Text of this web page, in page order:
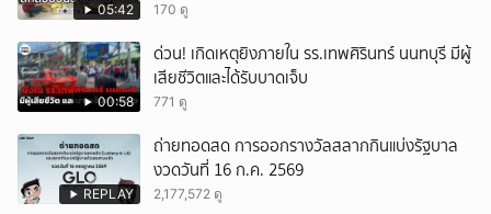
05:42 170 ดู
00:58
ด่วน! เกิดเหตุยิงภายใน รร.เทพศิรินทร์ นนทบุรี มีผู้
เสียชีวิตและได้รับบาดเจ็บ
771 ดู
REPLAY
ถ่ายทอดสด การออกรางวัลสลากกินแบ่งรัฐบาล
งวดวันที่ 16 ก.ค. 2569
2,177,572 ดู